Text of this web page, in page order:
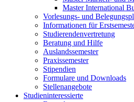
Master International
Vorlesungs- und
Informationen für
Studierendenvertretung
Beratung und Hilfe
Auslandssemester
Praxissemester
Stipendien
Formulare und Downloads
Stellenangebote
Studieninteressierte